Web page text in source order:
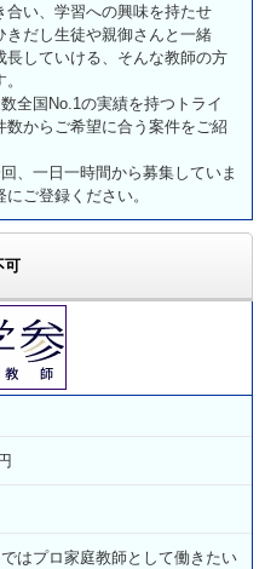
合い、学習への興味を持たせ
きだし生徒や親御さんと一緒
長していける、そんな教師の方
全国No.1の実績を持つトライ
数からご希望に合う案件をご紹
、一日一時間から募集していま
ご登録ください。
可
はプロ家庭教師として働きたい